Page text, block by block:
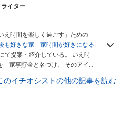
ライター
え時間を楽しく過ごす」ための
後も好きな家 家時間が好きになる
にて提案・紹介している。 いえ時
家事貯金と名づけ、 そのアイデ
じめ多数メディアで活躍
のイチオシストの他の記事を読む